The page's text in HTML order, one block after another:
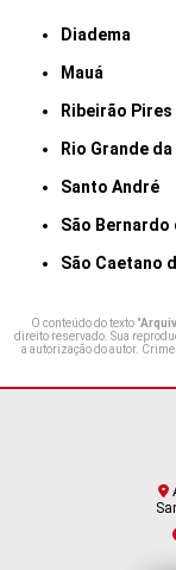
Diadema
Mauá
Ribeirão Pires
Rio Grande
Santo André
São
São Caetano
O conteúdo do texto "
direito reservado. Sua
a autorização do autor.